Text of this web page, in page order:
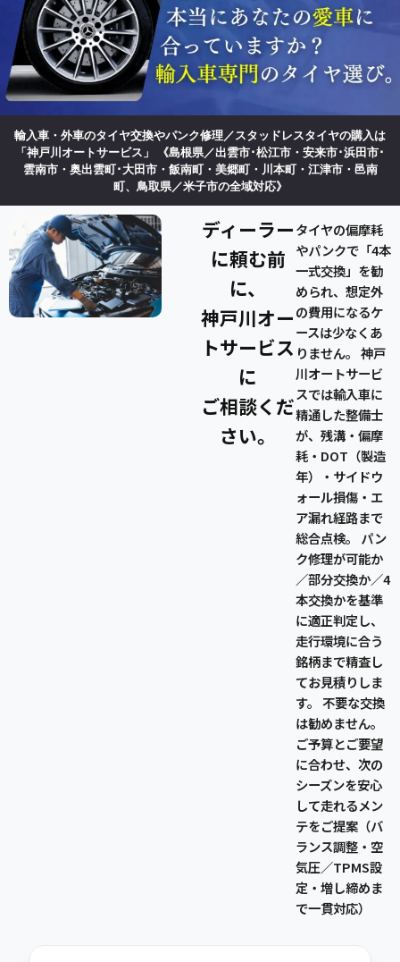
輸入車・外車のタイヤ交換やパンク修理／スタッドレスタイヤの購入は
「神戸川オートサービス」
《島根県／出雲市･松江市・安来市･浜田市･
雲南市・奥出雲町･大田市・飯南町・美郷町・川本町・江津市・邑南
町、鳥取県／米子市の全域対応》
ディーラー
に頼む前
に、
神戸川オー
トサービス
に
ご相談くだ
さい。
タイヤの偏摩耗
やパンクで「4本
一式交換」を勧
められ、想定外
の費用になるケ
ースは少なくあ
りません。 神戸
川オートサービ
スでは輸入車に
精通した整備士
が、残溝・偏摩
耗・DOT（製造
年）・サイドウ
ォール損傷・エ
ア漏れ経路まで
総合点検。 パン
ク修理が可能か
／部分交換か／4
本交換かを基準
に適正判定し、
走行環境に合う
銘柄まで精査し
てお見積りしま
す。 不要な交換
は勧めません。
ご予算とご要望
に合わせ、次の
シーズンを安心
して走れるメン
テをご提案（バ
ランス調整・空
気圧／TPMS設
定・増し締めま
で一貫対応）